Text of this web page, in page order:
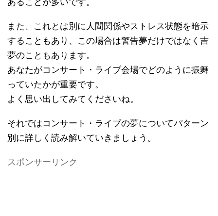
また、これとは別に人間関係やストレス状態を暗示
することもあり、この場合は警告夢だけではなく吉
夢のこともあります。
あなたがコンサート・ライブ会場でどのように振舞
っていたかが重要です。
よく思い出してみてくださいね。
それではコンサート・ライブの夢についてパターン
別に詳しく読み解いていきましょう。
スポンサーリンク